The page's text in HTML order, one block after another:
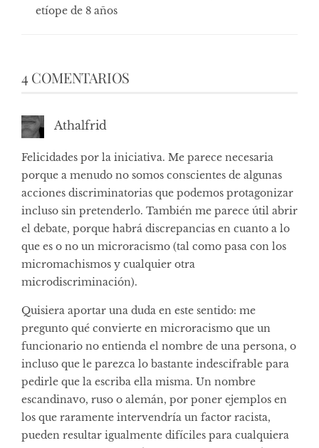
etíope de 8 años
4 COMENTARIOS
Athalfrid
Felicidades por la iniciativa. Me parece necesaria
porque a menudo no somos conscientes de algunas
acciones discriminatorias que podemos protagonizar
incluso sin pretenderlo. También me parece útil abrir
el debate, porque habrá discrepancias en cuanto a lo
que es o no un microracismo (tal como pasa con los
micromachismos y cualquier otra
microdiscriminación).
Quisiera aportar una duda en este sentido: me
pregunto qué convierte en microracismo que un
funcionario no entienda el nombre de una persona, o
incluso que le parezca lo bastante indescifrable para
pedirle que la escriba ella misma. Un nombre
escandinavo, ruso o alemán, por poner ejemplos en
los que raramente intervendría un factor racista,
pueden resultar igualmente difíciles para cualquiera